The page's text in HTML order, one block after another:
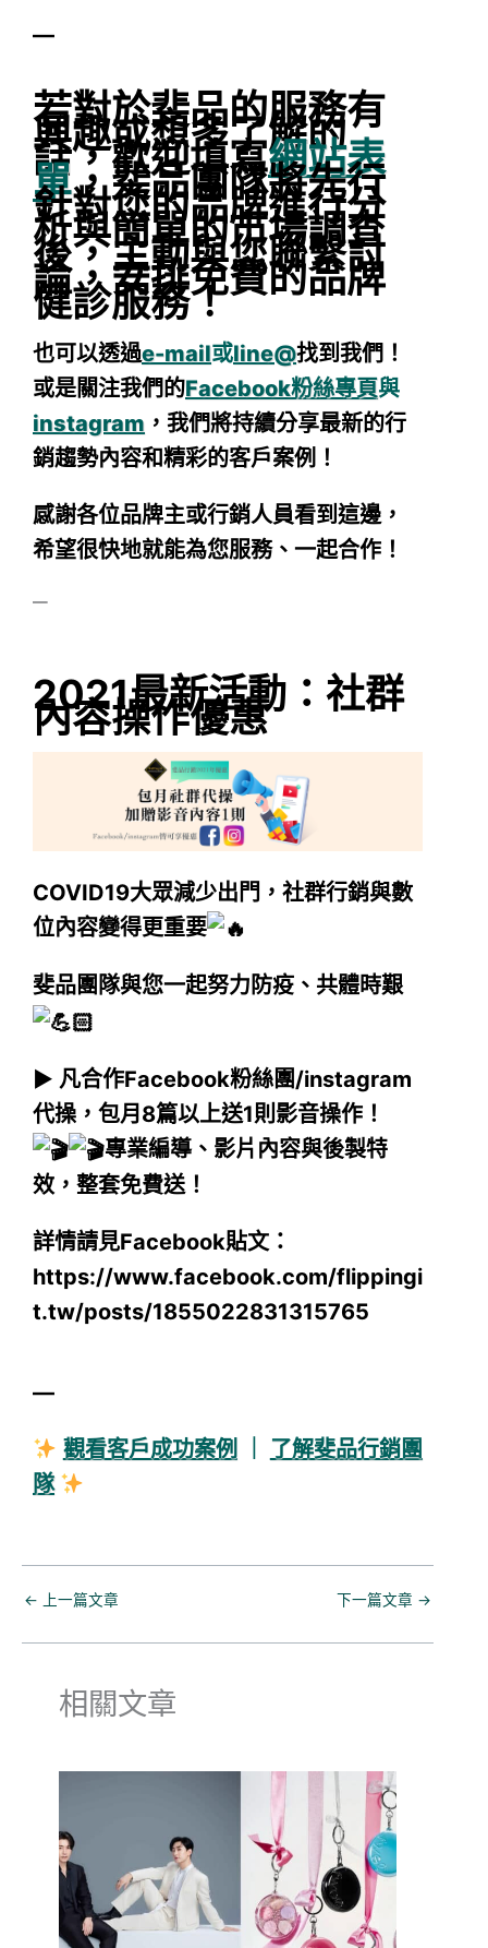
—
若對於斐品的服務有
興趣或想多了解的
話，歡迎填寫網站表
單，斐品團隊將先行
針對您的品牌進行分
析與簡單的市場調查
後，主動與您聯繫討
論，安排免費的品牌
健診服務！
也可以透過e-mail或line@找到我們！
或是關注我們的Facebook粉絲專頁與
instagram ，我們將持續分享最新的行
銷趨勢內容和精彩的客戶案例！
感謝各位品牌主或行銷人員看到這邊，
希望很快地就能為您服務、一起合作！
—
2021最新活動：社群
內容操作優惠
COVID19大眾減少出門，社群行銷與數
位內容變得更重要
斐品團隊與您一起努力防疫、共體時艱
▶︎ 凡合作Facebook粉絲團/instagram
代操，包月8篇以上送1則影音操作！
專業編導、影片內容與後製特
效，整套免費送！
詳情請見Facebook貼文：
https://www.facebook.com/flippingi
t.tw/posts/1855022831315765
—
觀看客戶成功案例
了解斐品行銷團
隊
← 上一篇文章 下一篇文章 →
相關文章